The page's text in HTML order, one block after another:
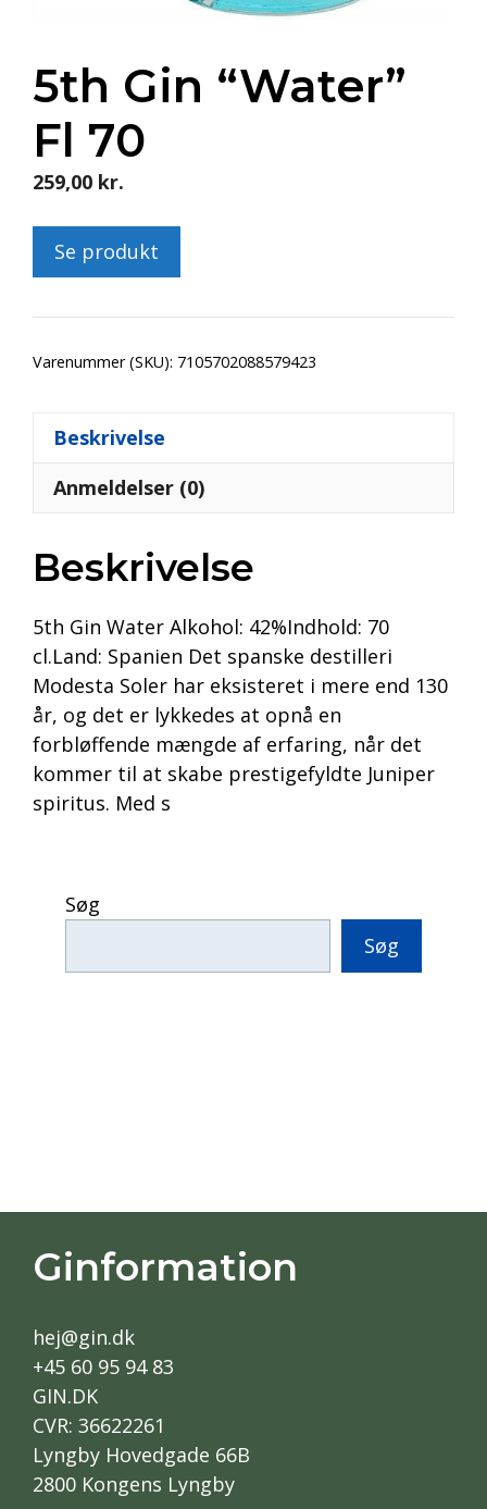
5th Gin “Water”
Fl 70
259,00 kr.
Se produkt
Varenummer (SKU): 7105702088579423
Beskrivelse
Anmeldelser (0)
Beskrivelse
5th Gin Water Alkohol: 42%Indhold: 70
cl.Land: Spanien Det spanske destilleri
Modesta Soler har eksisteret i mere end 130
år, og det er lykkedes at opnå en
forbløffende mængde af erfaring, når det
kommer til at skabe prestigefyldte Juniper
spiritus. Med s
Søg
Søg
Ginformation
hej@gin.dk
+45 60 95 94 83
GIN.DK
CVR: 36622261
Lyngby Hovedgade 66B
2800 Kongens Lyngby